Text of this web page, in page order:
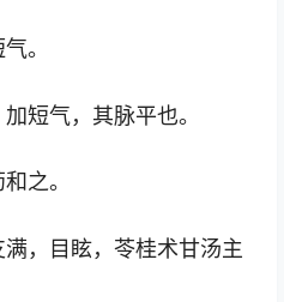
。
短气，其脉平也。
之。
，目眩，苓桂术甘汤主